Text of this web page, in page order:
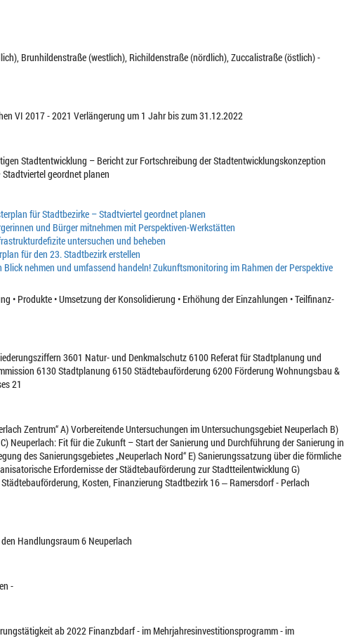
Brunhildenstraße (westlich), Richildenstraße (nördlich), Zuccalistraße (östlich) -
VI 2017 - 2021 Verlängerung um 1 Jahr bis zum 31.12.2022
Stadtentwicklung – Bericht zur Fortschreibung der Stadtentwicklungskonzeption
geordnet planen
für Stadtbezirke – Stadtviertel geordnet planen
und Bürger mitnehmen mit Perspektiven-Werkstätten
untersuchen und beheben
für den 23. Stadtbezirk erstellen
nehmen und umfassend handeln! Zukunftsmonitoring im Rahmen der Perspektive
Produkte • Umsetzung der Konsolidierung • Erhöhung der Einzahlungen • Teilfinanz-
3601 Natur- und Denkmalschutz 6100 Referat für Stadtplanung und
6130 Stadtplanung 6150 Städtebauförderung 6200 Förderung Wohnungsbau &
21
Zentrum“ A) Vorbereitende Untersuchungen im Untersuchungsgebiet Neuperlach B)
Neuperlach: Fit für die Zukunft – Start der Sanierung und Durchführung der Sanierung in
des Sanierungsgebietes „Neuperlach Nord“ E) Sanierungssatzung über die förmliche
Erfordernisse der Städtebauförderung zur Stadtteilentwicklung G)
Kosten, Finanzierung Stadtbezirk 16 ‒ Ramersdorf - Perlach
Handlungsraum 6 Neuperlach
-
ab 2022 Finanzbdarf - im Mehrjahresinvestitionsprogramm - im